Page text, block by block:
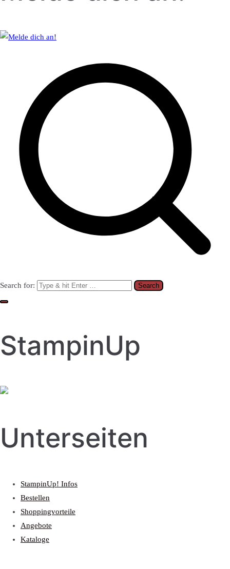
Search for:
StampinUp
Unterseiten
StampinUp! Infos
Bestellen
Shoppingvorteile
Angebote
Kataloge